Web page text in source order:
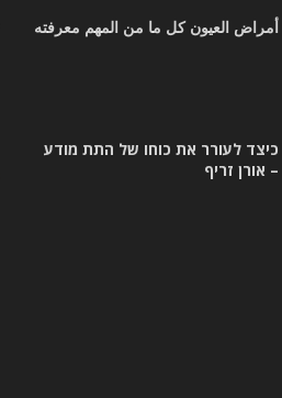
أمراض العيون كل ما من المهم معرفته
כיצד לעורר את כוחו של התת מודע
– אורן זריף